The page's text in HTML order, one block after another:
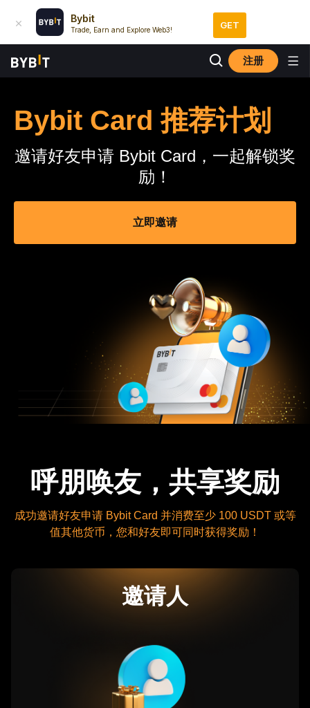
Bybit
Trade, Earn and Explore Web3! GET
注册
Bybit Card 推荐计划
邀请好友申请 Bybit Card，一起解锁奖
励！
立即邀请
呼朋唤友，共享奖励
成功邀请好友申请 Bybit Card 并消费至少 100 USDT 或等
值其他货币，您和好友即可同时获得奖励！
邀请人